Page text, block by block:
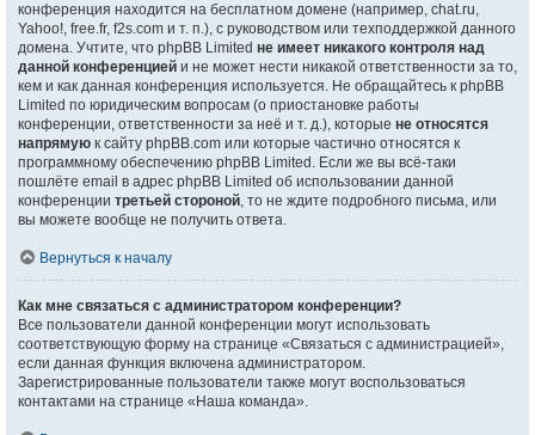
конференция находится на бесплатном домене (например, chat.ru,
Yahoo!, free.fr, f2s.com и т. п.), с руководством или техподдержкой данного
домена. Учтите, что phpBB Limited не имеет никакого контроля над
данной конференцией и не может нести никакой ответственности за то,
кем и как данная конференция используется. Не обращайтесь к phpBB
Limited по юридическим вопросам (о приостановке работы
конференции, ответственности за неё и т. д.), которые не относятся
напрямую к сайту phpBB.com или которые частично относятся к
программному обеспечению phpBB Limited. Если же вы всё-таки
пошлёте email в адрес phpBB Limited об использовании данной
конференции третьей стороной, то не ждите подробного письма, или
вы можете вообще не получить ответа.
Вернуться к началу
Как мне связаться с администратором конференции?
Все пользователи данной конференции могут использовать
соответствующую форму на странице «Связаться с администрацией»,
если данная функция включена администратором.
Зарегистрированные пользователи также могут воспользоваться
контактами на странице «Наша команда».